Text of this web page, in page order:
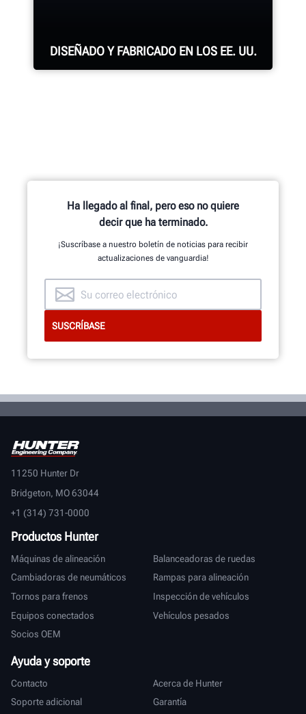
DISEÑADO Y FABRICADO EN LOS EE. UU.
de neumáticos, equilibrador, torno
de frenos y otros componentes.
OBTENGA MÁS INFORMACIÓN
Ha llegado al final, pero eso no quiere
decir que ha terminado.
¡Suscríbase a nuestro boletín de noticias para recibir
actualizaciones de vanguardia!
11250 Hunter Dr
Bridgeton, MO 63044
+1 (314) 731-0000
Productos Hunter
Máquinas de alineación
Balanceadoras de ruedas
Cambiadoras de neumáticos
Rampas para alineación
Tornos para frenos
Inspección de vehículos
Equipos conectados
Vehículos pesados
Socios OEM
Ayuda y soporte
Contacto
Acerca de Hunter
Soporte adicional
Garantía